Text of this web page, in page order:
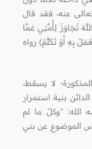
عنه، فقد قال
تَجَاوَزَ لِأُمَّتِي عَمَّا
بِهِ أَوْ تَكَلَّمْ) رواه
لا يسقط،
بنية استمرار
الله: "وكلّ ما لم
الموضوع عن بني